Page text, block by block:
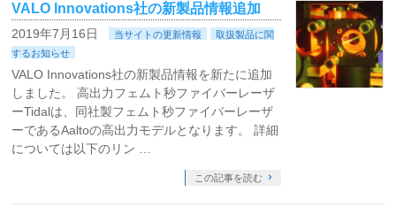
VALO Innovations社の新製品情報追加
2019年7月16日 当サイトの更新情報
取扱製品に関
するお知らせ
VALO Innovations社の新製品情報を新たに追加
しました。 高出力フェムト秒ファイバーレーザ
ーTidalは、同社製フェムト秒ファイバーレーザ
ーであるAaltoの高出力モデルとなります。 詳細
については以下のリン …
この記事を読む